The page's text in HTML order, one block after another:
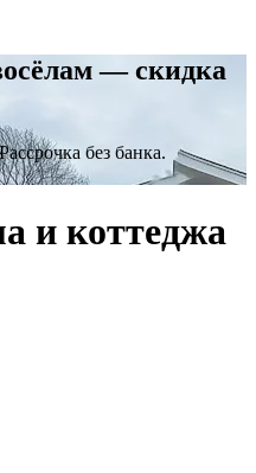
— скидка
без банка.
и коттеджа